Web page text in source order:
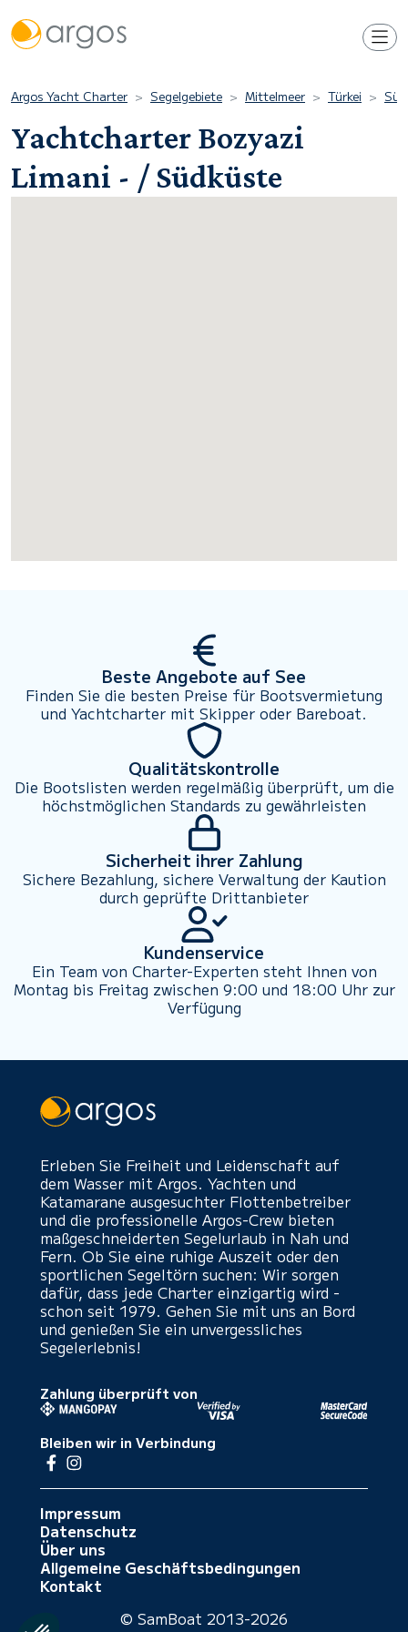
Argos Yacht Charter Segelgebiete Mittelmeer Türkei
Yachtcharter Bozyazi
Limani - / Südküste
Beste Angebote auf See
Finden Sie die besten Preise für Bootsvermietung
und Yachtcharter mit Skipper oder Bareboat.
Qualitätskontrolle
Die Bootslisten werden regelmäßig überprüft, um die
höchstmöglichen Standards zu gewährleisten
Sicherheit ihrer Zahlung
Sichere Bezahlung, sichere Verwaltung der Kaution
durch geprüfte Drittanbieter
Kundenservice
Ein Team von Charter-Experten steht Ihnen von
Montag bis Freitag zwischen 9:00 und 18:00 Uhr zur
Verfügung
Erleben Sie Freiheit und Leidenschaft auf
dem Wasser mit Argos. Yachten und
Katamarane ausgesuchter Flottenbetreiber
und die professionelle Argos-Crew bieten
maßgeschneiderten Segelurlaub in Nah und
Fern. Ob Sie eine ruhige Auszeit oder den
sportlichen Segeltörn suchen: Wir sorgen
dafür, dass jede Charter einzigartig wird -
schon seit 1979. Gehen Sie mit uns an Bord
und genießen Sie ein unvergessliches
Segelerlebnis!
Zahlung überprüft von
Bleiben wir in Verbindung
Impressum
Datenschutz
Über uns
Allgemeine Geschäftsbedingungen
Kontakt
© SamBoat 2013-2026